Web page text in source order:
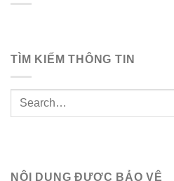
TÌM KIẾM THÔNG TIN
NỘI DUNG ĐƯỢC BẢO VỆ